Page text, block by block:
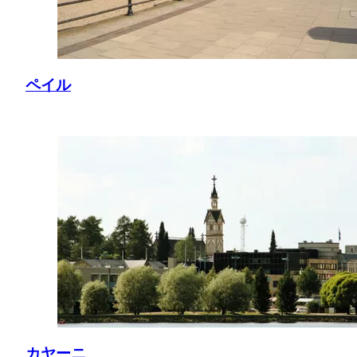
ペイル
カヤーニ